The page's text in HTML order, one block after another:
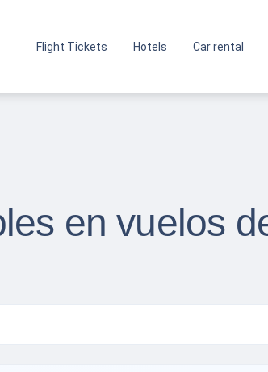
Flight Tickets Hotels Car rental
en vuelos